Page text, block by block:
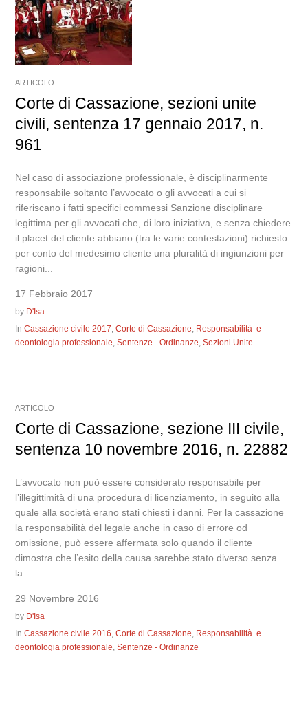
ARTICOLO
Corte di Cassazione, sezioni unite
civili, sentenza 17 gennaio 2017, n.
961
Nel caso di associazione professionale, è disciplinarmente
responsabile soltanto l’avvocato o gli avvocati a cui si
riferiscano i fatti specifici commessi Sanzione disciplinare
legittima per gli avvocati che, di loro iniziativa, e senza chiedere
il placet del cliente abbiano (tra le varie contestazioni) richiesto
per conto del medesimo cliente una pluralità di ingiunzioni per
ragioni...
17 Febbraio 2017
by D'Isa
InCassazione civile 2017 ,Corte di Cassazione Responsabilità e
deontologia professionale ,Sentenze - Ordinanze ,Sezioni Unite
ARTICOLO
Corte di Cassazione, sezione III civile,
sentenza 10 novembre 2016, n. 22882
L’avvocato non può essere considerato responsabile per
l’illegittimità di una procedura di licenziamento, in seguito alla
quale alla società erano stati chiesti i danni. Per la cassazione
la responsabilità del legale anche in caso di errore od
omissione, può essere affermata solo quando il cliente
dimostra che l’esito della causa sarebbe stato diverso senza
la...
29 Novembre 2016
by D'Isa
InCassazione civile 2016 ,Corte di Cassazione Responsabilità e
deontologia professionale ,Sentenze - Ordinanze